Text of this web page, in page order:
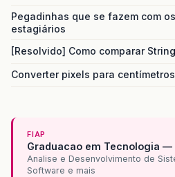
Pegadinhas que se fazem com
estagiários
[Resolvido] Como comparar
Converter pixels para centímetros
FIAP
Graduacao em Tecnologia —
Analise e Desenvolvimento de
Software e mais